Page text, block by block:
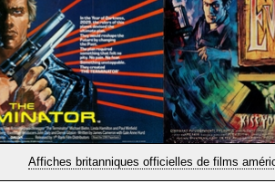
Affiches britanniques officielles de films